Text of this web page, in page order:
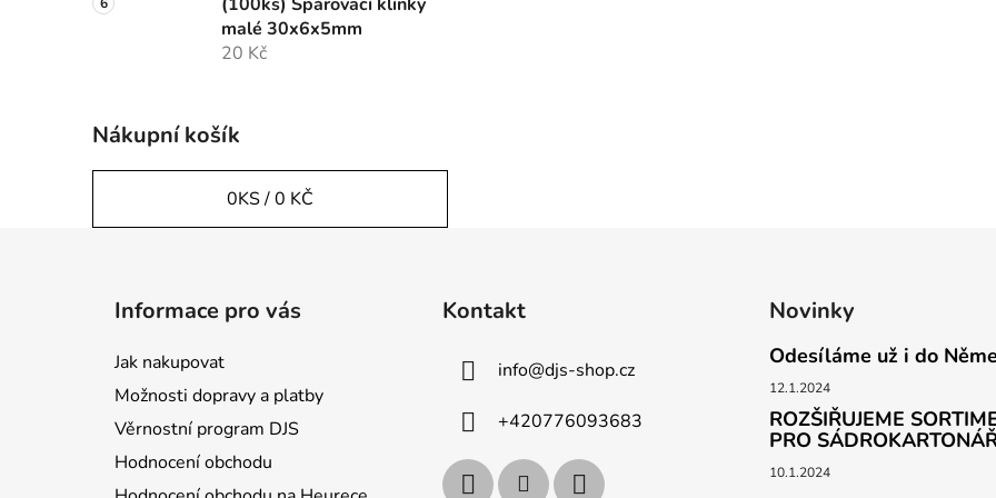
malé 30x6x5mm
20 Kč
Nákupní košík
0KS /0 KČ
Informace pro vás
Jak nakupovat
Možnosti dopravy a platby
Věrnostní program DJS
Hodnocení obchodu
Kontakt
info@djs-shop.cz
+420776093683
Novinky
Odesíláme už i do
12.1.2024
ROZŠIŘUJEME
PRO
10.1.2024